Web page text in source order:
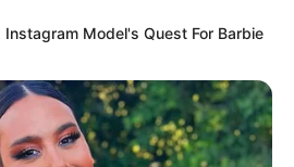
Model's Quest For Barbie